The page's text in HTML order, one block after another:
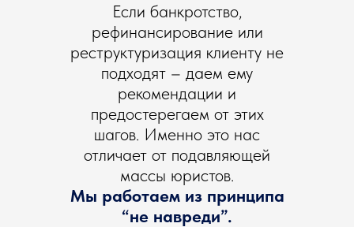
Если банкротство,
рефинансирование или
реструктуризация клиенту не
подходят – даем ему
рекомендации и
предостерегаем от этих
шагов. Именно это нас
отличает от подавляющей
массы юристов.
Мы работаем из принципа
“не навреди”.